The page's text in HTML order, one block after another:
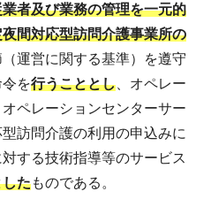
者及び業務の管理を一元的
間対応型訪問介護事業所の
運営に関する基準）を遵守
を行うこととし 、オペレー
ペレーションセンターサー
訪問介護の利用の申込みに
する技術指導等のサービス
たものである。